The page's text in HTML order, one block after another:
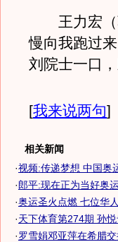
王力宏（
慢向我跑过
刘院士一口
[我来说两句]
相关新闻
·视频:传递梦想 中国奥
·郎平:现在正为当好奥
·奥运圣火点燃 七位华
·天下体育第274期 孙
·罗雪娟邓亚萍在希腊交